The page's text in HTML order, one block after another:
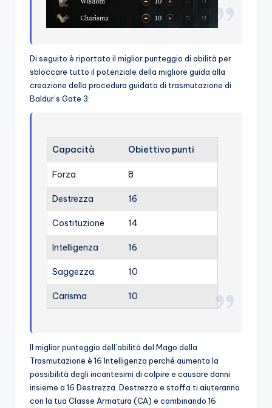
Di seguito è riportato il miglior punteggio di abilità per
sbloccare tutto il potenziale della migliore guida alla
creazione della procedura guidata di trasmutazione di
Baldur’s Gate 3:
Capacità Obiettivo punti
Forza 8
Destrezza 16
Costituzione 14
Intelligenza 16
Saggezza 10
Carisma 10
Il miglior punteggio dell’abilità del Mago della
Trasmutazione è 16 Intelligenza perché aumenta la
possibilità degli incantesimi di colpire e causare danni
insieme a 16 Destrezza. Destrezza e stoffa ti aiuteranno
con la tua Classe Armatura (CA) e combinando 16